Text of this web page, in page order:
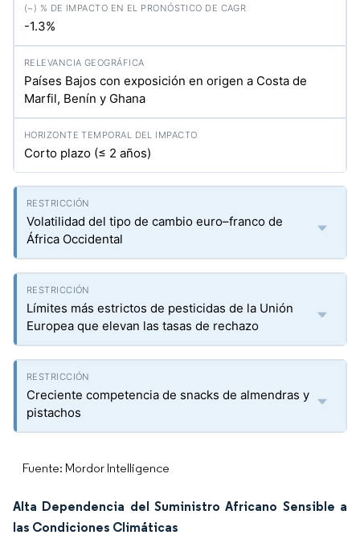
-1.3%
Países Bajos con exposición en origen a Costa de
Marfil, Benín y Ghana
Corto plazo (≤ 2 años)
Volatilidad del tipo de cambio euro–franco de
África Occidental
Límites más estrictos de pesticidas de la Unión
Europea que elevan las tasas de rechazo
Creciente competencia de snacks de almendras y
pistachos
Fuente: Mordor Intelligence
Alta Dependencia del Suministro Africano Sensible a
las Condiciones Climáticas